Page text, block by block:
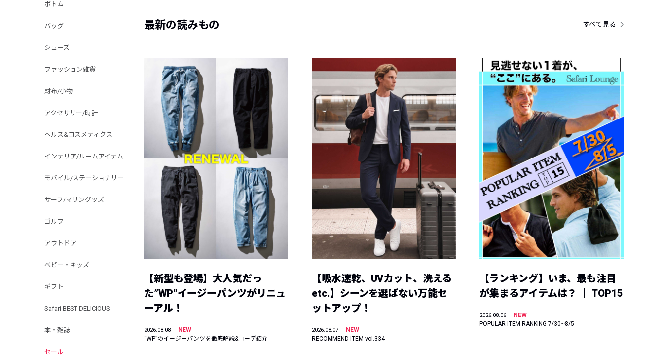
ボトム
バッグ
シューズ
ファッション雑貨
財布/小物
アクセサリー/時計
ヘルス&コスメティクス
インテリア/ルームアイテム
モバイル/ステーショナリー
サーフ/マリングッズ
ゴルフ
アウトドア
ベビー・キッズ
ギフト
Safari BEST DELICIOUS
本・雑誌
セール
最新の読みもの すべて見る
【新型も登場】大人気だっ
た”WP”イージーパンツがリニュ
ーアル！
2026.08.08
NEW
“WP”のイージーパンツを徹底解説&コーデ紹介
【吸水速乾、UVカット、洗える
etc.】シーンを選ばない万能セ
ットアップ！
2026.08.07
NEW
RECOMMEND ITEM vol.334
【ランキング】いま、最も注目
が集まるアイテムは？ ｜ TOP15
2026.08.06
NEW
POPULAR ITEM RANKING 7/30~8/5